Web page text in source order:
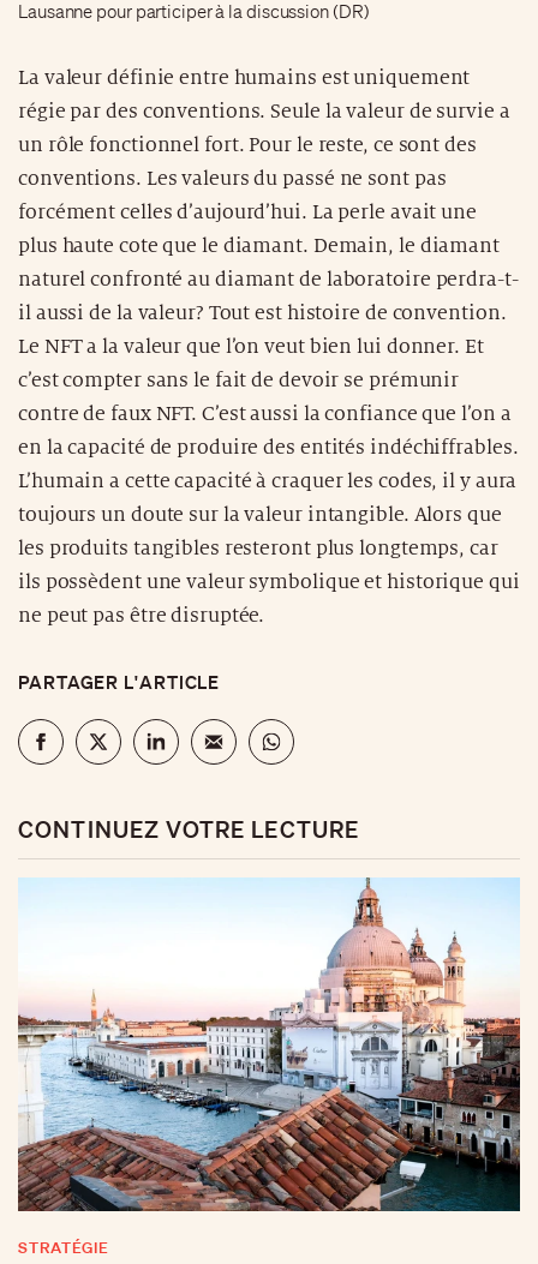
Lausanne pour participer à la discussion (DR)
La valeur définie entre humains est uniquement
régie par des conventions. Seule la valeur de survie a
un rôle fonctionnel fort. Pour le reste, ce sont des
conventions. Les valeurs du passé ne sont pas
forcément celles d’aujourd’hui. La perle avait une
plus haute cote que le diamant. Demain, le diamant
naturel confronté au diamant de laboratoire perdra-t-
il aussi de la valeur? Tout est histoire de convention.
Le NFT a la valeur que l’on veut bien lui donner. Et
c’est compter sans le fait de devoir se prémunir
contre de faux NFT. C’est aussi la confiance que l’on a
en la capacité de produire des entités indéchiffrables.
L’humain a cette capacité à craquer les codes, il y aura
toujours un doute sur la valeur intangible. Alors que
les produits tangibles resteront plus longtemps, car
ils possèdent une valeur symbolique et historique qui
ne peut pas être disruptée.
PARTAGER L'ARTICLE
CONTINUEZ VOTRE LECTURE
STRATÉGIE